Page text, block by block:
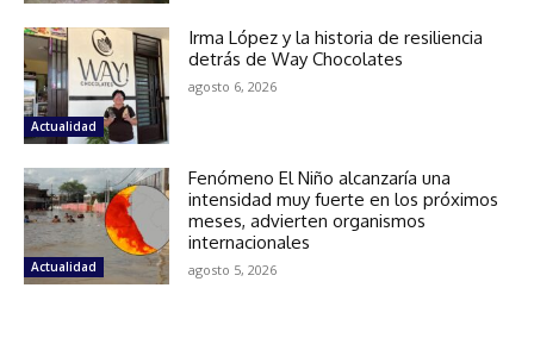
Actualidad
Irma López y la historia de resiliencia
detrás de Way Chocolates
agosto 6, 2026
Actualidad
Fenómeno El Niño alcanzaría una
intensidad muy fuerte en los próximos
meses, advierten organismos
internacionales
agosto 5, 2026